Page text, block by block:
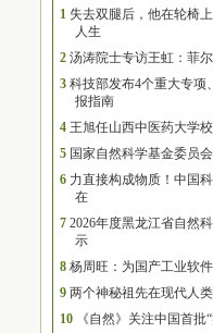
1 失去双腿后，他在轮椅
人生
2 汤涛院士专访王虹：菲
3 科技部发布4个重大专项
报指南
4 王旭任山西中医药大学
5 国家自然科学基金委员
6 力直接构成物质！中国
在
7 2026年度黑龙江省自然
示
8 杨周旺：为国产工业软
9 两个神秘祖先在现代人
10
《自然》关注中国首批